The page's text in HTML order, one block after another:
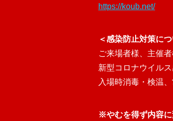
https://koub.net/
＜感染防止対策に
ご来場者様、主催
新型コロナウイル
入場時消毒・検温
※やむを得ず内容に